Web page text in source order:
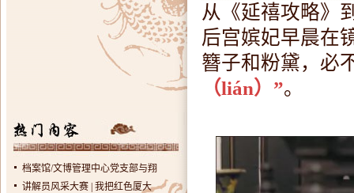
档案馆/文博管理中心党支部与翔
讲解员风采大赛 | 我把红色厦大
从《延禧攻略》
后宫嫔妃早晨在
簪子和粉黛，必
（lián）”。